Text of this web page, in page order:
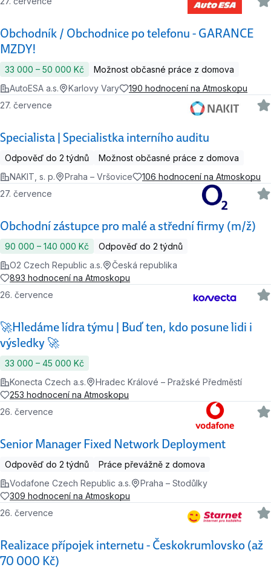
Obchodník / Obchodnice po telefonu - GARANCE
MZDY!
33 000 ‍–‍ 50 000 Kč
Možnost občasné práce z domova
AutoESA a.s.
Karlovy Vary 190 hodnocení na Atmoskopu
Specialista | Specialistka interního auditu
27. července
Odpověď do 2 týdnů
Možnost občasné práce z domova
NAKIT, s. p.
Praha – Vršovice 106 hodnocení na Atmoskopu
Obchodní zástupce pro malé a střední firmy (m/ž)
27. července
90 000 ‍–‍ 140 000 Kč
Odpověď do 2 týdnů
O2 Czech Republic a.s.
Česká republika
893 hodnocení na Atmoskopu
🚀Hledáme lídra týmu | Buď ten, kdo posune lidi i
výsledky 🚀
26. července
33 000 ‍–‍ 45 000 Kč
Konecta Czech a.s.
Hradec Králové – Pražské Předměstí
253 hodnocení na Atmoskopu
Senior Manager Fixed Network Deployment
26. července
Odpověď do 2 týdnů
Práce převážně z domova
Vodafone Czech Republic a.s.
Praha – Stodůlky
309 hodnocení na Atmoskopu
Realizace přípojek internetu - Českokrumlovsko (až
70 000 Kč)
26. července